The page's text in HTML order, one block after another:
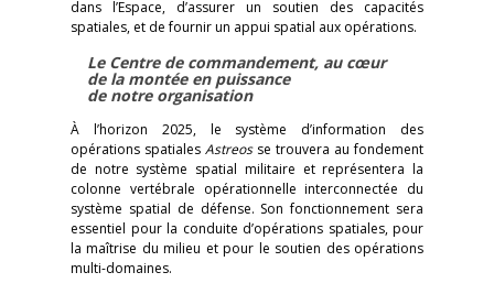
dans l’Espace, d’assurer un soutien des capacités
spatiales, et de fournir un appui spatial aux opérations.
Le Centre de commandement, au cœur
de la montée en puissance
de notre organisation
À l’horizon 2025, le système d’information des
opérations spatiales Astreos se trouvera au fondement
de notre système spatial militaire et représentera la
colonne vertébrale opérationnelle interconnectée du
système spatial de défense. Son fonctionnement sera
essentiel pour la conduite d’opérations spatiales, pour
la maîtrise du milieu et pour le soutien des opérations
multi-domaines.